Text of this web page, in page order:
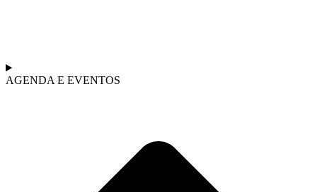
AGENDA E EVENTOS